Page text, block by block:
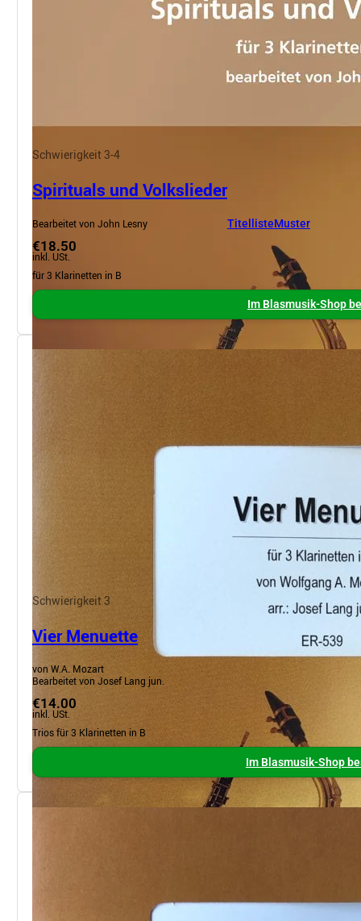
Schwierigkeit 3-4
Spirituals und Volkslieder
Bearbeitet von John Lesny TitellisteMuster
€18.50
inkl. USt.
für 3 Klarinetten in B
Im Blasmusik-Shop
Schwierigkeit 3
Vier Menuette
von W.A. Mozart
Bearbeitet von Josef Lang jun.
€14.00
inkl. USt.
Trios für 3 Klarinetten in B
Im Blasmusik-Shop